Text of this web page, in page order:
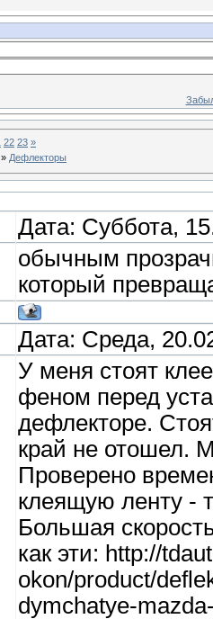
22 23 »
» Дефлекторы
Дата: Суббота,
обычным
который
Дата: Среда,
У меня стоят
феном перед
дефлекторе.
край не отошел.
Проверено
клеящую ленту -
Большая
как эти: http://
okon/product/
dymchatye-